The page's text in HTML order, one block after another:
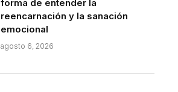
forma de entender la
reencarnación y la sanación
emocional
agosto 6, 2026